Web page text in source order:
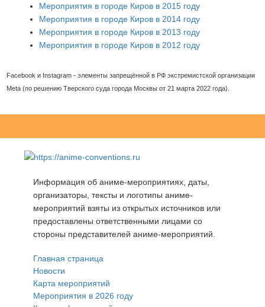
Мероприятия в городе Киров в 2015 году
Мероприятия в городе Киров в 2014 году
Мероприятия в городе Киров в 2013 году
Мероприятия в городе Киров в 2012 году
Facebook и Instagram - элементы запрещённой в РФ экстремистской организации
Meta (по решению Тверского суда города Москвы от 21 марта 2022 года).
Информация об аниме-мероприятиях, даты,
организаторы, тексты и логотипы аниме-
мероприятий взяты из открытых источников или
предоставлены ответственными лицами со
стороны представителей аниме-мероприятий.
Главная страница
Новости
Карта мероприятий
Мероприятия в 2026 году